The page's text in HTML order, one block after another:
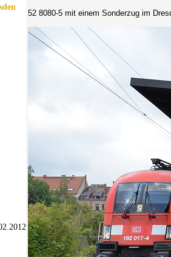
52 8080-5 mit einem Sonderzug im